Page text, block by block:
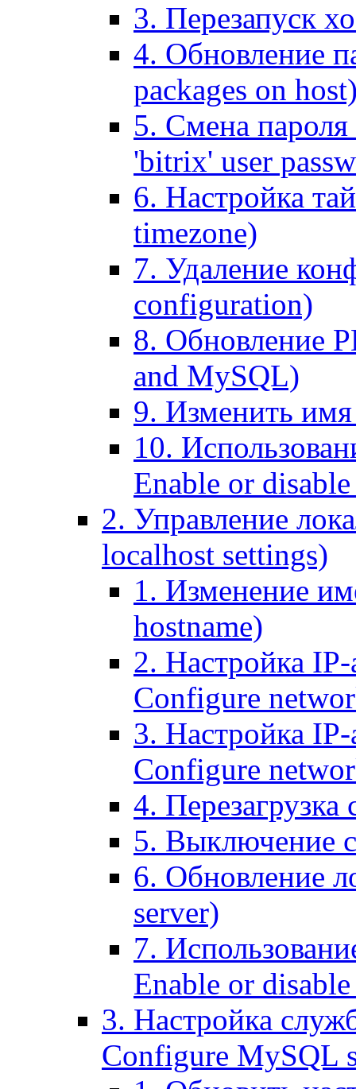
3. Перезапуск
4. Обновление
packages on
5. Смена пароля
'bitrix' user
6. Настройка
timezone)
7. Удаление
configuration)
8. Обновление
and MySQL)
9. Изменить имя
10.
Enable or
2. Управление
localhost settings)
1. Изменение
hostname)
2. Настройка IP-
Configure
3. Настройка
Configure
4. Перезагрузка
5. Выключение
6. Обновление
server)
7.
Enable or
3. Настройка
Configure MySQL